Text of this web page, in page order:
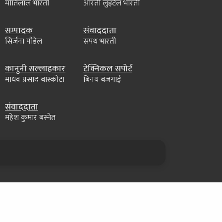
मोतिलाल भारती आरती लुइँटेल भारती
सम्पादक
सिर्जना पौडेल
संवाददाता
सपथ भारती
कानुनी सल्लाहकार
माधव प्रसाद बास्कोटा
टेक्निकल सपोर्ट
बिनय बजगाईं
संवाददाता
महेश कुमार बस्नेत